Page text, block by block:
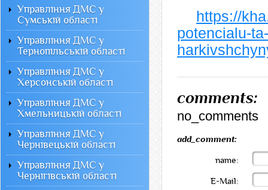
https://
potencialu-
comments:
no_comments
add_comment:
name:
E-Mail:
Управління ДМС у
Сумській області
Управління ДМС у
Тернопільській області
Управління ДМС у
Херсонській області
Управління ДМС у
Хмельницькій області
Управління ДМС у
Чернівецькій області
Управління ДМС у
Чернігівській області